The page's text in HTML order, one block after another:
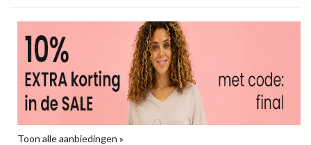
Toon alle aanbiedingen »